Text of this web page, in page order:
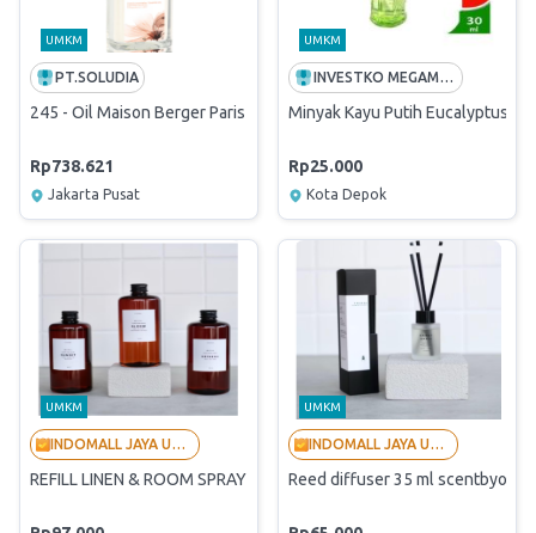
UMKM
PT.SOLUDIA
245 - Oil Maison Berger Paris Aroma Relax 1 Ltr
Rp738.621
Jakarta Pusat
UMKM
INVESTKO MEGAMART | SUPPLIER TERBAIK PADI UMKM
Minyak Kayu Putih Eucalyptus
Rp25.000
Kota Depok
UMKM
INDOMALL JAYA UTAMA - LANGGANAN BUMN
REFILL LINEN & ROOM SPRAY 500 ml - REFRESH 500 Ml
UMKM
INDOMALL JAYA UTAMA - LANGGANAN BUMN
Reed diffuser 35 ml